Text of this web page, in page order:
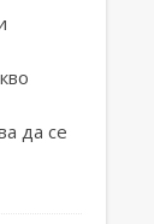
да се